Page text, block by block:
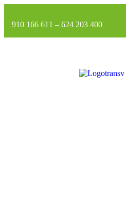
910 166 611 – 624 203 400